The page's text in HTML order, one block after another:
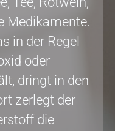
Medikamente.
in der Regel
oder
dringt in den
zerlegt der
die